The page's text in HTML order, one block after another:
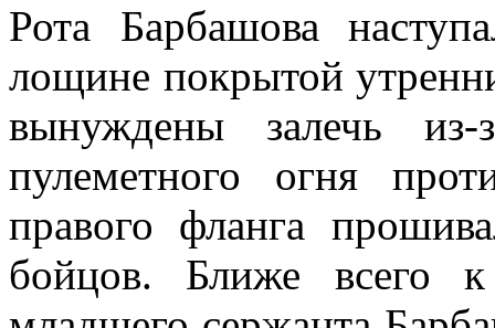
Рота Барбашова
лощине покрытой
вынуждены залечь
пулеметного огня
правого фланга
бойцов. Ближе всего к